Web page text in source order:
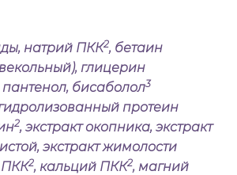
натрий ПКК2, бетаин
глицерин
пантенол, бисаболол3
протеин
2, экстракт окопника, экстракт
экстракт жимолости
ПКК2, кальций ПКК2, магний